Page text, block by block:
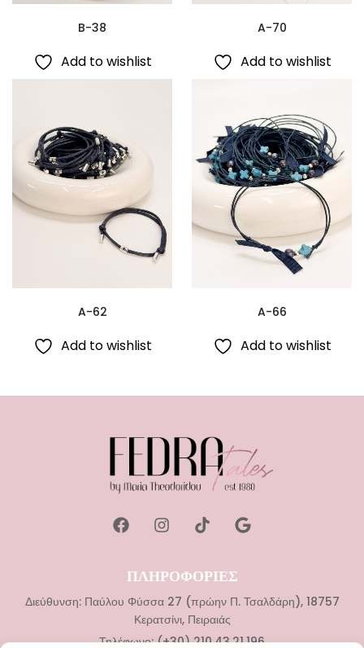
B-38
Add to wishlist
A-70
Add to wishlist
A-62
Add to wishlist
A-66
Add to wishlist
ΠΛΗΡΟΦΟΡΙΕΣ
Διεύθυνση: Παύλου Φύσσα 27 (πρώην Π. Τσαλδάρη), 18757
Κερατσίνι, Πειραιάς
Τηλέφωνο: (+30) 210.43.21.196